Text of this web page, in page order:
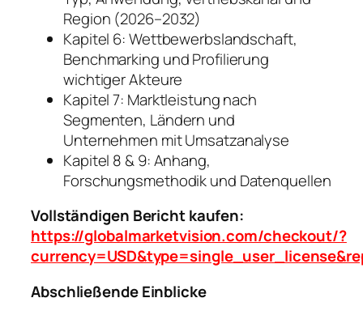
Region (2026–2032)
Kapitel 6: Wettbewerbslandschaft,
Benchmarking und Profilierung
wichtiger Akteure
Kapitel 7: Marktleistung nach
Segmenten, Ländern und
Unternehmen mit Umsatzanalyse
Kapitel 8 & 9: Anhang,
Forschungsmethodik und Datenquellen
Vollständigen Bericht kaufen:
https://globalmarketvision.com/checkout/?
Abschließende Einblicke